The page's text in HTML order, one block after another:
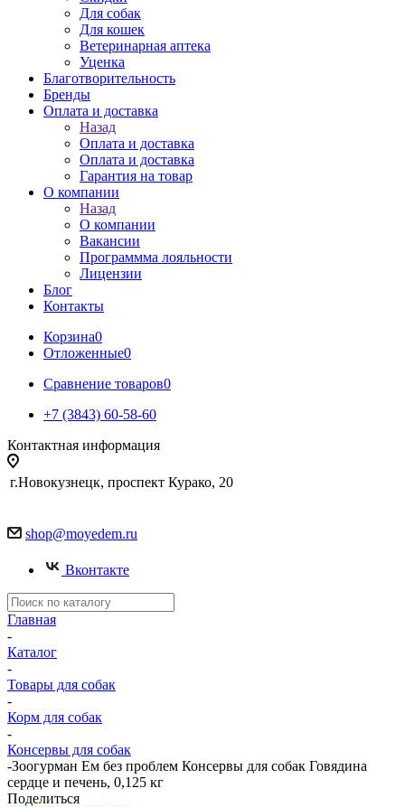
Для собак
Для кошек
Ветеринарная аптека
Уценка
Благотворительность
Бренды
Оплата и доставка
Назад
Оплата и доставка
Оплата и доставка
Гарантия на товар
О компании
Назад
О компании
Вакансии
Программма лояльности
Лицензии
Блог
Контакты
Корзина0
Отложенные0
Сравнение товаров0
+7 (3843) 60-58-60
Контактная информация
г.Новокузнецк, проспект Курако, 20
shop@moyedem.ru
Вконтакте
Главная
-
Каталог
-
Товары для собак
-
Корм для собак
-
Консервы для собак
-Зоогурман Ем без проблем Консервы для собак Говядина
сердце и печень, 0,125 кг
Поделиться